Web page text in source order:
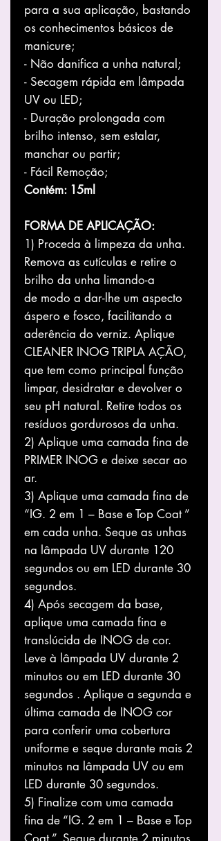
para a sua aplicação, bastando
os conhecimentos básicos de
manicure;
- Não danifica a unha natural;
- Secagem rápida em lâmpada
UV ou LED;
- Duração prolongada com
brilho intenso, sem estalar,
manchar ou partir;
- Fácil Remoção;
Contém: 15ml
FORMA DE APLICAÇÃO:
1) Proceda à limpeza da unha.
Remova as cutículas e retire o
brilho da unha limando-a
de modo a dar-lhe um aspecto
áspero e fosco, facilitando a
aderência do verniz. Aplique
CLEANER INOG TRIPLA AÇÃO,
que tem como principal função
limpar, desidratar e devolver o
seu pH natural. Retire todos os
resíduos gordurosos da unha.
2) Aplique uma camada fina de
PRIMER INOG e deixe secar ao
ar.
3) Aplique uma camada fina de
“IG. 2 em 1 – Base e Top Coat ”
em cada unha. Seque as unhas
na lâmpada UV durante 120
segundos ou em LED durante 30
segundos.
4) Após secagem da base,
aplique uma camada fina e
translúcida de INOG de cor.
Leve à lâmpada UV durante 2
minutos ou em LED durante 30
segundos . Aplique a segunda e
última camada de INOG cor
para conferir uma cobertura
uniforme e seque durante mais 2
minutos na lâmpada UV ou em
LED durante 30 segundos.
5) Finalize com uma camada
fina de “IG. 2 em 1 – Base e Top